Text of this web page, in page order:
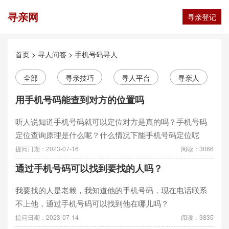
寻亲网 寻亲登记
首页 > 寻人问答 > 手机号码寻人
全部 寻亲技巧 寻人平台 寻亲人
用手机号码能查到对方的位置吗
听人说知道手机号码就可以定位对方是真的吗？手机号码
定位查询原理是什么呢？什么情况下能手机号码定位呢
提问日期：2023-07-16 阅读：3066
通过手机号码可以找到要找的人吗？
我要找的人是老赖，我知道他的手机号码，现在电话联系
不上他，通过手机号码可以找到他在哪儿吗？
提问日期：2023-07-14 阅读：3835